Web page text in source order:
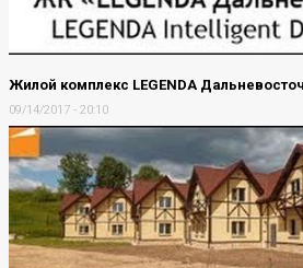
Жилой комплекс LEGENDA
09/14/2017 - 20:10